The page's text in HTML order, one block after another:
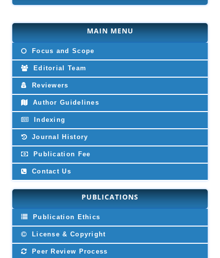
MAIN MENU
Focus and Scope
Editorial Team
Reviewers
Author Guidelines
Indexing
Journal History
Publication Fee
Contact Us
PUBLICATIONS
Publication Ethics
License & Copyright
Peer Review Process